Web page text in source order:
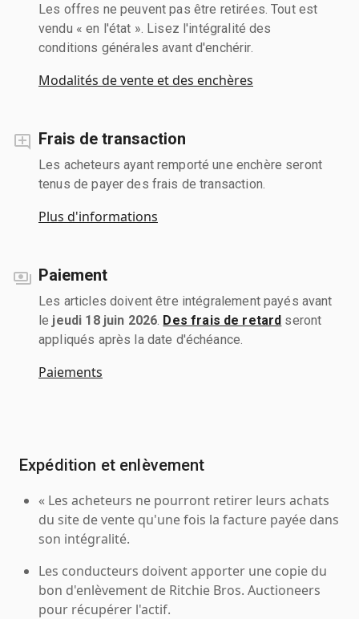
Les offres ne peuvent pas être retirées. Tout est
vendu « en l'état ». Lisez l'intégralité des
conditions générales avant d'enchérir.
Modalités de vente et des enchères
Frais de transaction
Les acheteurs ayant remporté une enchère seront
tenus de payer des frais de transaction.
Plus d'informations
Paiement
Les articles doivent être intégralement payés avant
le jeudi 18 juin 2026 Des frais de retard seront
appliqués après la date d'échéance.
Paiements
Expédition et enlèvement
« Les acheteurs ne pourront retirer leurs achats
du site de vente qu'une fois la facture payée dans
son intégralité.
Les conducteurs doivent apporter une copie du
bon d'enlèvement de Ritchie Bros. Auctioneers
pour récupérer l'actif.